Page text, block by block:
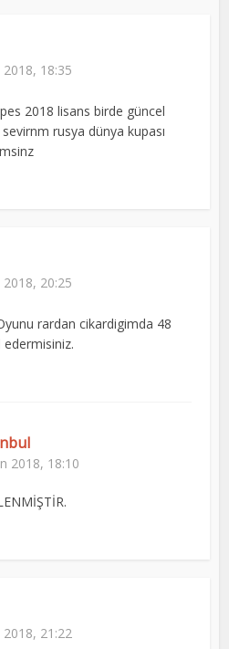
18:35
2018 lisans birde güncel
sevirnm rusya dünya kupası
20:25
rardan cikardigimda 48
2018, 18:10
21:22